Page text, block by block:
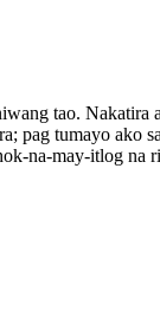
tao.
pag tumayo ako
na-may-itlog